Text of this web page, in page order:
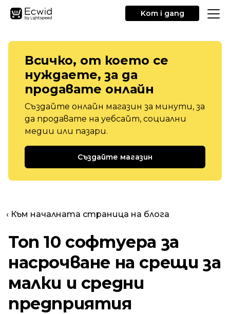
Kom i gang
Всичко, от което се
нуждаете, за да
продавате онлайн
Създайте онлайн магазин за минути, за
да продавате на уебсайт, социални
медии или пазари.
Създайте магазин
‹ Към началната страница на блога
Топ 10 софтуера за
насрочване на срещи за
малки и средни
предприятия